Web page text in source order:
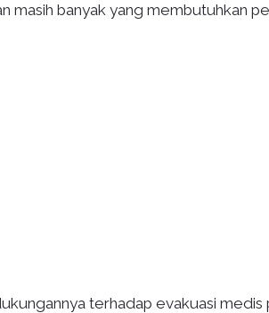
masih banyak yang membutuhkan
terhadap evakuasi medis